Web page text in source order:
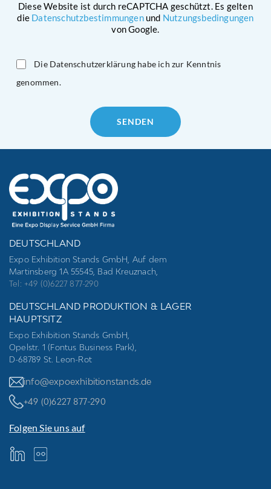
Diese Website ist durch reCAPTCHA geschützt. Es gelten
die Datenschutzbestimmungenund Nutzungsbedingungen
von Google.
Die Datenschutzerklärung habe ich zur Kenntnis
genommen.
empty.
DEUTSCHLAND
Expo Exhibition Stands GmbH, Auf dem
Martinsberg 1A 55545, Bad Kreuznach,
Tel: +49 (0)6227 877-290
DEUTSCHLAND PRODUKTION & LAGER
HAUPTSITZ
Expo Exhibition Stands GmbH,
Opelstr. 1 (Fontus Business Park),
D-68789 St. Leon-Rot
info@expoexhibitionstands.de
+49 (0)6227 877-290
Folgen Sie uns auf